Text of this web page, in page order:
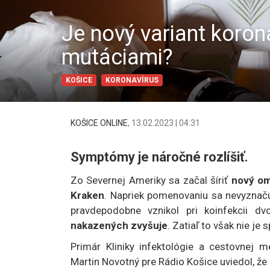
Je nový variant
mutáciami?
KOŠICE KORONAVÍRUS
KOŠICE ONLINE, 13.02.2023 | 04:31
Symptómy je náročné rozlíšiť.
Zo Severnej Ameriky sa začal šíriť nový
Kraken. Napriek pomenovaniu sa
pravdepodobne vznikol pri koinfekcii
nakazených zvyšuje. Zatiaľ to však nie je
Primár Kliniky infektológie a cestovnej
Martin Novotný pre Rádio Košice uviedol, že